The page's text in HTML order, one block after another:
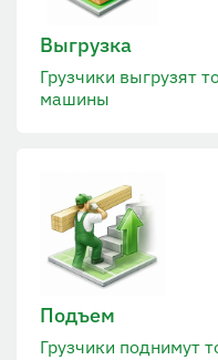
Выгрузка
Грузчики выгрузят
машины
Подъем
Грузчики поднимут